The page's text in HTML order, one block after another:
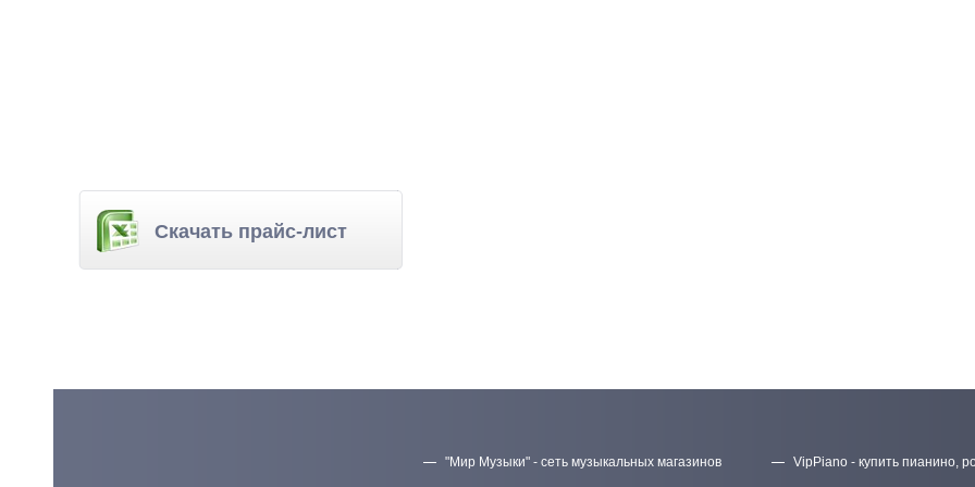
Скачать прайс-лист
"Мир Музыки" - сеть музыкальных магазинов VipPiano - купить пианино,